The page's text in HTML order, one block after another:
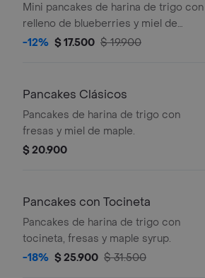
Mini pancakes de harina de trigo con
relleno de blueberries y miel de
maple.
-12% $ 17.500 $ 19.900
Pancakes Clásicos
Pancakes de harina de trigo con
fresas y miel de maple.
$ 20.900
Pancakes con Tocineta
Pancakes de harina de trigo con
tocineta, fresas y maple syrup.
-18% $ 25.900 $ 31.500